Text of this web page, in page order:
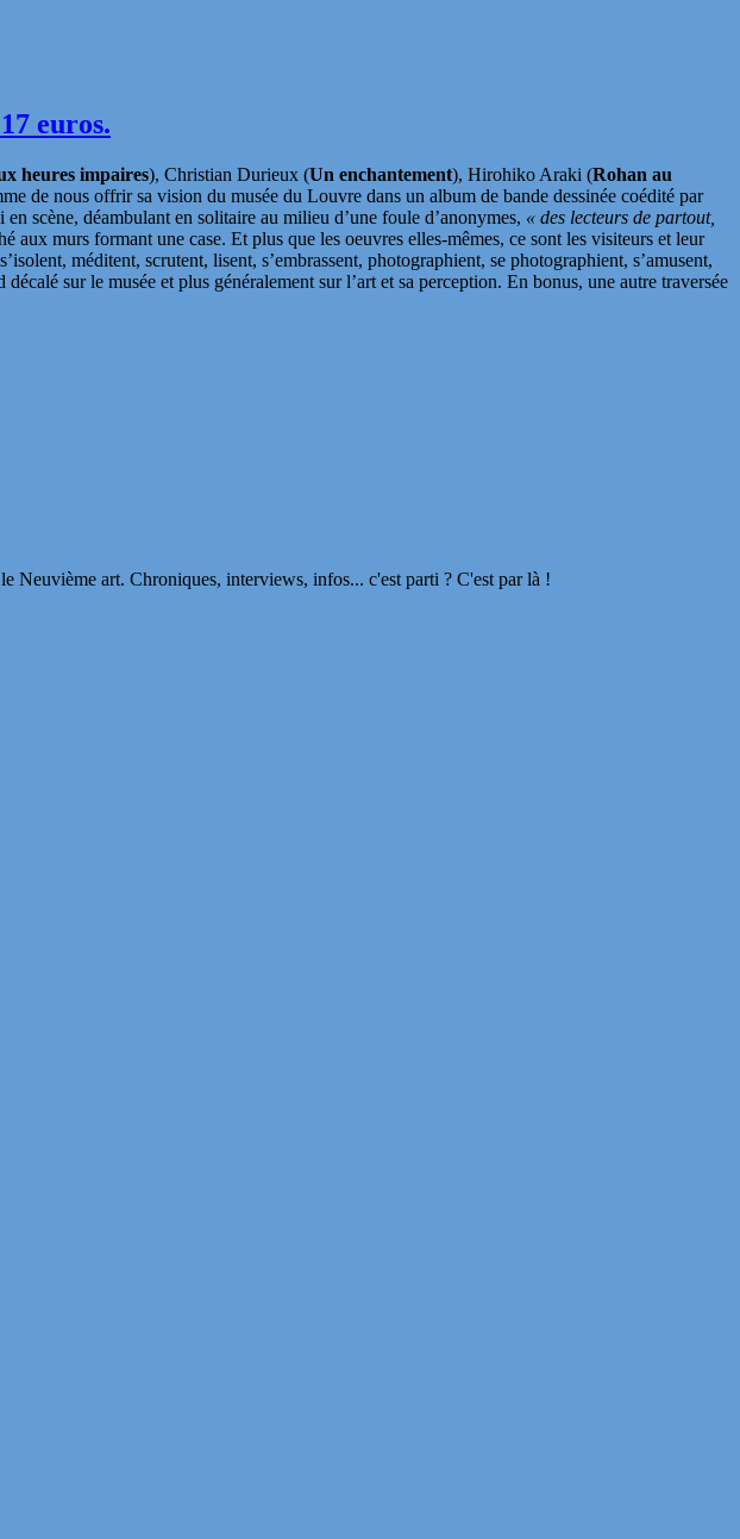
euros.
heures impaires), Christian Durieux (Un enchantement), Hirohiko Araki (Rohan au
de nous offrir sa vision du musée du Louvre dans un album de bande dessinée coédité par
en scène, déambulant en solitaire au milieu d’une foule d’anonymes, « des lecteurs de partout,
aux murs formant une case. Et plus que les oeuvres elles-mêmes, ce sont les visiteurs et leur
méditent, scrutent, lisent, s’embrassent, photographient, se photographient, s’amusent,
sur le musée et plus généralement sur l’art et sa perception. En bonus, une autre traversée
Neuvième art. Chroniques, interviews, infos... c'est parti ? C'est par là !